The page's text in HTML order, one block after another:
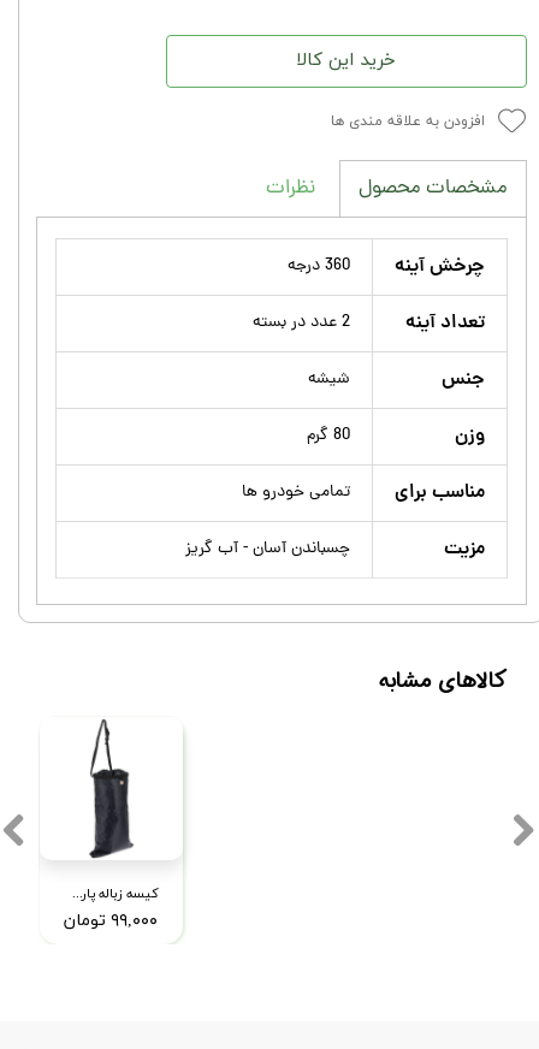
خرید این کالا
افزودن به علاقه مندی ها
مشخصات محصول نظرات
چرخش آینه 360 درجه
تعداد آینه 2 عدد در بسته
جنس شیشه
وزن 80 گرم
مناسب برای تمامی خودرو ها
مزیت چسباندن آسان - آب گریز
کیسه زباله پارچه ای خودرو مدل MP
۹۹,۰۰۰ تومان
کالاهای مشابه